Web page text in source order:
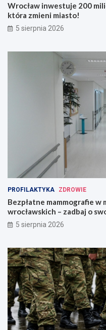
Wrocław inwestuje 200
która zmieni miasto!
5 sierpnia 2026
PROFILAKTYKA ZDROWIE
Bezpłatne mammografie
wrocławskich – zadbaj o
5 sierpnia 2026